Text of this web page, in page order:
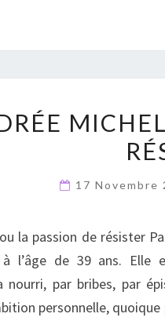
17
la passion de résister
à l’âge de 39 ans.
nourri, par bribes, par
personnelle,